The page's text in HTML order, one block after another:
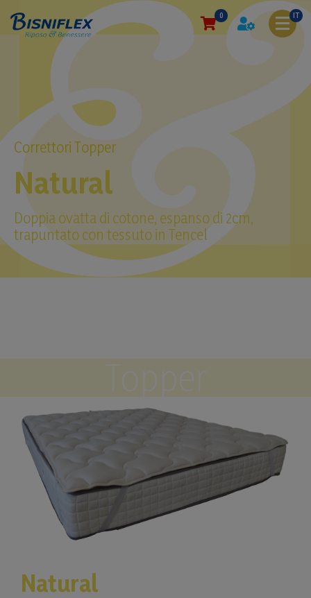
0 IT
Correttori Topper
Natural
Doppia ovatta di cotone, espanso di 2cm,
trapuntato con tessuto in Tencel
Natural